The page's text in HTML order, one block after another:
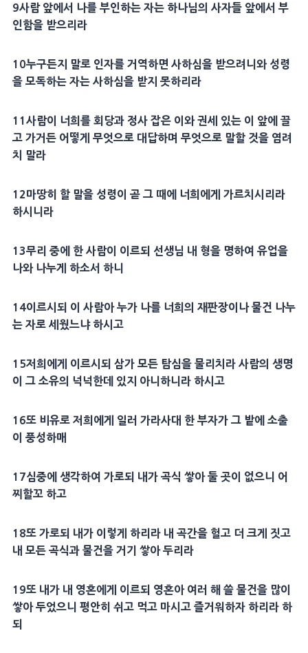
9사람 앞에서 나를 부인하는 자는 하나님의 사자들 앞에서 부
인함을 받으리라
10누구든지 말로 인자를 거역하면 사하심을 받으려니와 성령
을 모독하는 자는 사하심을 받지 못하리라
11 사람이 너희를 회당과 정사 잡은 이와권세
있는 이 앞에 끌
고 가거든 어떻게 무엇으로 대답하며 무엇으로 말할 것을 염려
치 말라
12마땅히 할 말을 성령이 곧 그 때에 너희에게 가르치시리라
하시니라
13무리 중에 한 사람이 이르되 선생님 내 형을 명하여 유업을
나와 나누게 하소서 하니
14이르시되 이 사람아 누가 나를 너희의 재판장이나 물건 나누
는 자로 세웠느냐 하시고
15저희에게 이르시되 삼가 모든 탐심을 물리치라 사람의 생명
이 그 소유의 넉넉한데 있지 아니하니라 하시고
16또 비유로 저희에게 일러 가라사대 한 부자가 그 밭에 소출
이 풍성하매
17심중에 생각하여 가로되 내가 곡식 쌓아 둘 곳이 없으니 어
찌할꼬 하고
18또 가로되 내가 이렇게 하리라 내 곡간을 헐고 더 크게 짓고
내 모든 곡식과 물건을 거기 쌓아 두리라
19또 내가 내 영혼에게 이르되 영혼아 여러 해 쓸 물건을 많이
쌓아 두었으니 평안히 쉬고 먹고 마시고 즐거워하자 하리라 하
되